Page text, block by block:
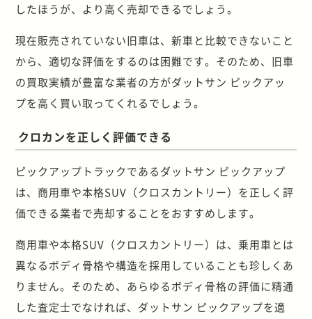
したほうが、より高く売却できるでしょう。
現在販売されていない旧車は、新車と比較できないこと
から、適切な評価をするのは困難です。そのため、旧車
の買取実績が豊富な業者の方がダットサン ピックアッ
プを高く買い取ってくれるでしょう。
クロカンを正しく評価できる
ピックアップトラックであるダットサン ピックアップ
は、商用車や本格SUV（クロスカントリー）を正しく評
価できる業者で売却することをおすすめします。
商用車や本格SUV（クロスカントリー）は、乗用車とは
異なるボディ骨格や構造を採用していることも珍しくあ
りません。そのため、あらゆるボディ骨格の評価に精通
した査定士でなければ、ダットサン ピックアップを適